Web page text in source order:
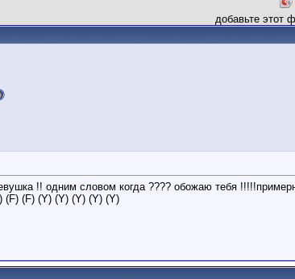
добавьте этот
!! одним словом когда ???? обожаю тебя
(F) (F) (Y) (Y) (Y) (Y) (Y)